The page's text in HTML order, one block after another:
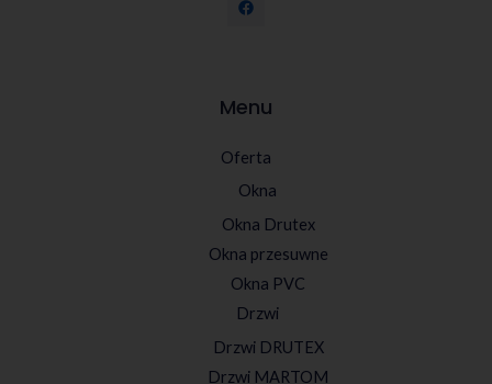
Menu
Oferta
Okna
Okna Drutex
Okna przesuwne
Okna PVC
Drzwi
Drzwi DRUTEX
Drzwi MARTOM